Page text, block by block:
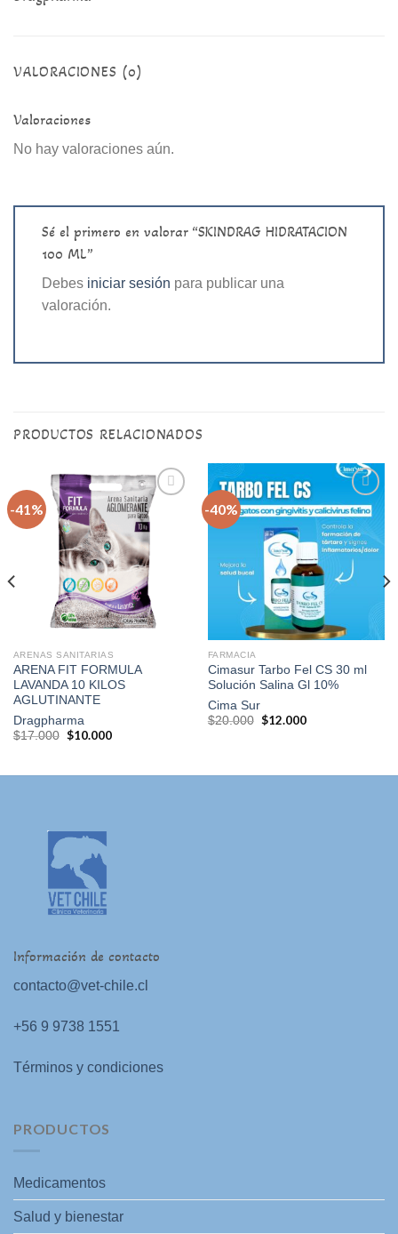
VALORACIONES (0)
Valoraciones
No hay valoraciones aún.
Sé el primero en valorar “SKINDRAG HIDRATACION
100 ML”
Debes iniciar sesión para publicar una
valoración.
PRODUCTOS RELACIONADOS
-41%
Agregar
lista de
deseos
ARENAS SANITARIAS
ARENA FIT FORMULA
LAVANDA 10 KILOS
AGLUTINANTE
Dragpharma
$17.000
El
$10.000El
-40%
Agregar
a la
lista de
deseos
FARMACIA
Cimasur Tarbo Fel CS 30 ml
Solución Salina Gl 10%
Cima Sur
$20.000
El
$12.000El
Información de contacto
contacto@vet-chile.cl
+56 9 9738 1551
Términos y condiciones
PRODUCTOS
Medicamentos
Salud y bienestar